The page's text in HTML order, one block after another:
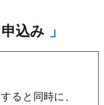
込み
ると同時に、